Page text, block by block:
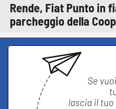
Rende, Fiat Punto in
parcheggio della Coop
Se
lascia il